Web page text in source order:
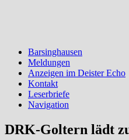
Barsinghausen
Meldungen
Anzeigen im Deister Echo
Kontakt
Leserbriefe
Navigation
DRK-Goltern lädt